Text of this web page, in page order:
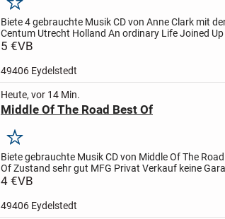
Merken
Biete 4 gebrauchte Musik CD von Anne Clark mit
Centum Utrecht Holland An ordinary LifeJoined
PlacesZustand sehr gut Preis pro Stück
5 €VB
49406 Eydelstedt
Heute, vor 14 Min.
Middle Of The Road Best Of
Merken
Biete gebrauchte Musik CD von Middle Of The
OfZustand sehr gut MFG Privat Verkauf keine
4 €VB
49406 Eydelstedt